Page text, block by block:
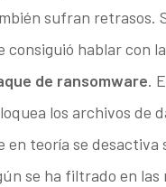
sufran retrasos.
consiguió hablar con
de ransomware.
los archivos de
en teoría se desactiva
se ha filtrado en las